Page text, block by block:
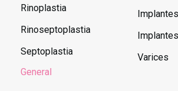
Rinoplastia
Rinoseptoplastia
Septoplastia
General
Varices